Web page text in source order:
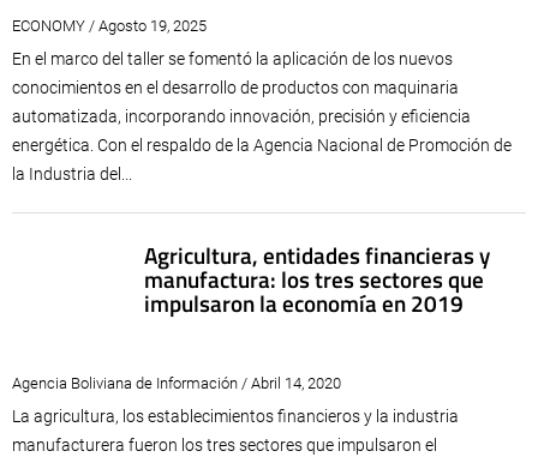
ECONOMY / Agosto 19, 2025
En el marco del taller se fomentó la aplicación de los nuevos
conocimientos en el desarrollo de productos con maquinaria
automatizada, incorporando innovación, precisión y eficiencia
energética. Con el respaldo de la Agencia Nacional de Promoción de
la Industria del...
Agricultura, entidades financieras y
manufactura: los tres sectores que
impulsaron la economía en 2019
Agencia Boliviana de Información / Abril 14, 2020
La agricultura, los establecimientos financieros y la industria
manufacturera fueron los tres sectores que impulsaron el